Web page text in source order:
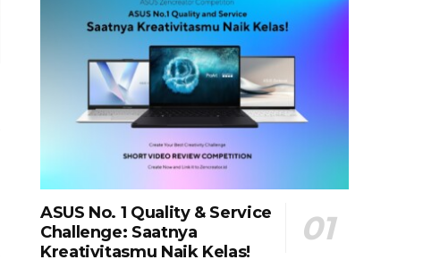
ASUS No. 1 Quality & Service
Challenge: Saatnya
Kreativitasmu Naik Kelas!